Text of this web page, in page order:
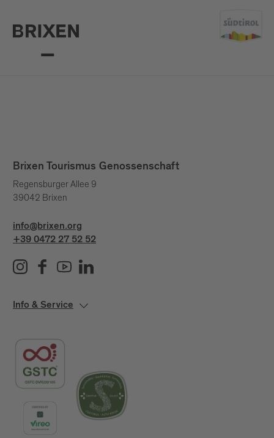
Brixen Tourismus Genossenschaft
Regensburger Allee 9
39042 Brixen
info@brixen.org
+39 0472 27 52 52
Info & Service